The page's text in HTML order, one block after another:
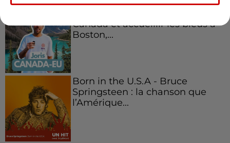
Canada et accueillir les bleus à
Boston,...
Born in the U.S.A - Bruce
Springsteen : la chanson que
l’Amérique...